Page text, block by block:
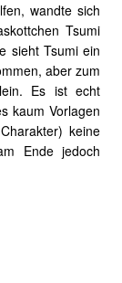
wandte sich
Tsumi
sieht Tsumi ein
aber zum
Es ist echt
kaum Vorlagen
keine
Ende jedoch